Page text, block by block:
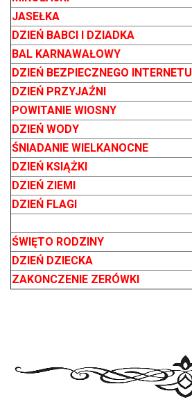
JASEŁKA
DZIEŃ BABCI I DZIADKA
BAL KARNAWAŁOWY
DZIEŃ BEZPIECZNEGO INTERNETU
DZIEŃ PRZYJAŹNI
POWITANIE WIOSNY
DZIEŃ WODY
ŚNIADANIE WIELKANOCNE
DZIEŃ KSIĄŻKI
DZIEŃ ZIEMI
DZIEŃ FLAGI
ŚWIĘTO RODZINY
DZIEŃ DZIECKA
ZAKONCZENIE ZERÓWKI